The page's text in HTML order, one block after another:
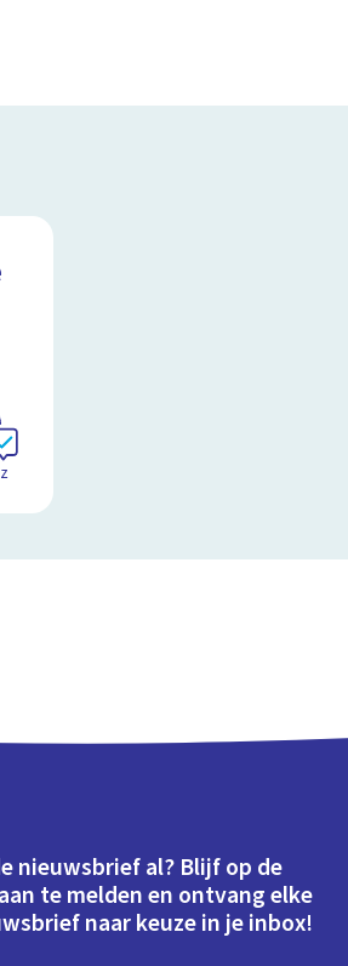
nieuwsbrief al? Blijf op de
te melden en ontvang elke
naar keuze in je inbox!